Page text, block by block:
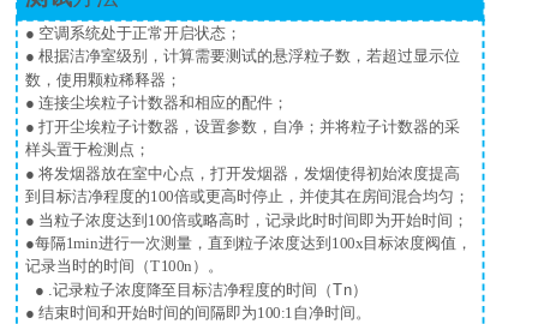
● 空调系统处于正常开启状态；
● 根据洁净室级别，计算需要测试的悬浮粒子数，若超过显示位
数，使用颗粒稀释器；
● 连接尘埃粒子计数器和相应的配件；
● 打开尘埃粒子计数器，设置参数，自净；并将粒子计数器的采
样头置于检测点；
● 将发烟器放在室中心点，打开发烟器，发烟使得初始浓度提高
到目标洁净程度的100倍或更高时停止，并使其在房间混合均匀；
● 当粒子浓度达到 100倍或略高时，记录此时时间即为开始时间；
●每隔1min进行一次测量，直到粒子浓度达到 100x目标浓度阀值，
记录当时的时间（T100n ）。
● .记录粒子浓度降至目标洁净程度的时间（Tn）
● 结束时间和开始时间的间隔即为100:1自净时间。